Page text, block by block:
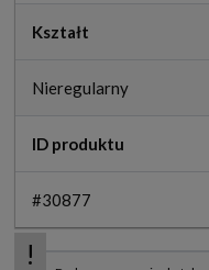
Kształt
Nieregularny
ID produktu
#30877